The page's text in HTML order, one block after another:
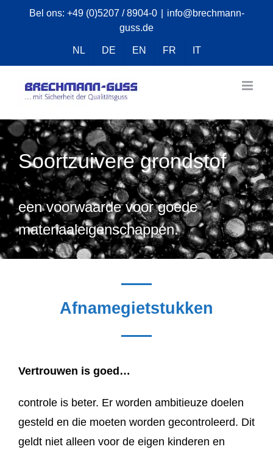
Bel ons: +49 (0)5207 / 8904-0
info@brechmann-
guss.de
NL DE EN FR IT
Soortzuivere grondstof
een voorwaarde voor goede
materiaaleigenschappen.
Afnamegietstukken
Vertrouwen is goed…
controle is beter. Er worden ambitieuze doelen
gesteld en die moeten worden gecontroleerd. Dit
geldt niet alleen voor de eigen kinderen en